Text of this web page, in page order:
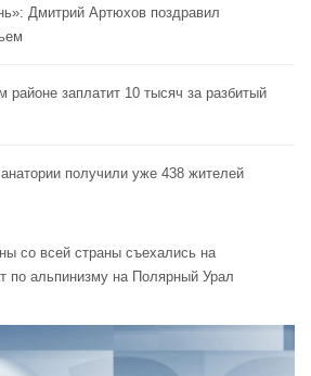
Дмитрий Артюхов поздравил
заплатит 10 тысяч за разбитый
получили уже 438 жителей
со всей страны съехались на
по альпинизму на Полярный Урал